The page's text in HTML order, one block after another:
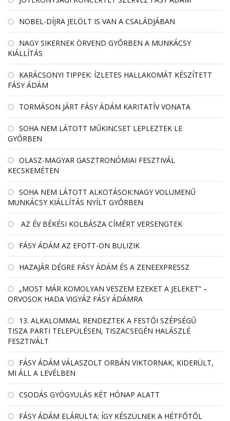
NOBEL-DÍJRA JELÖLT IS VAN A CSALÁDJÁBAN
NAGY SIKERNEK ÖRVEND GYŐRBEN A MUNKÁCSY
KIÁLLÍTÁS
KARÁCSONYI TIPPEK: ÍZLETES HALLAKOMÁT KÉSZÍTETT
FÁSY ÁDÁM
TORMÁSON JÁRT FÁSY ÁDÁM KARITATÍV VONATA
SOHA NEM LÁTOTT MŰKINCSET LEPLEZTEK LE
GYŐRBEN
OLASZ-MAGYAR GASZTRONÓMIAI FESZTIVÁL
KECSKEMÉTEN
SOHA NEM LÁTOTT ALKOTÁSOK:NAGY VOLUMENŰ
MUNKÁCSY KIÁLLÍTÁS NYÍLT GYŐRBEN
AZ ÉV BÉKÉSI KOLBÁSZA CÍMÉRT VERSENGTEK
FÁSY ÁDÁM AZ EFOTT-ON BULIZIK
HAZAJÁR DÉGRE FÁSY ÁDÁM ÉS A ZENEEXPRESSZ
„MOST MÁR KOMOLYAN VESZEM EZEKET A JELEKET” –
ORVOSOK HADA VIGYÁZ FÁSY ÁDÁMRA
13. ALKALOMMAL RENDEZTEK A FESTŐI SZÉPSÉGŰ
TISZA PARTI TELEPÜLÉSEN, TISZACSEGÉN HALÁSZLÉ
FESZTIVÁLT
FÁSY ÁDÁM VÁLASZOLT ORBÁN VIKTORNAK, KIDERÜLT,
MI ÁLL A LEVÉLBEN
CSODÁS GYÓGYULÁS KÉT HÓNAP ALATT
FÁSY ÁDÁM ELÁRULTA: ÍGY KÉSZÜLNEK A HÉTFŐTŐL